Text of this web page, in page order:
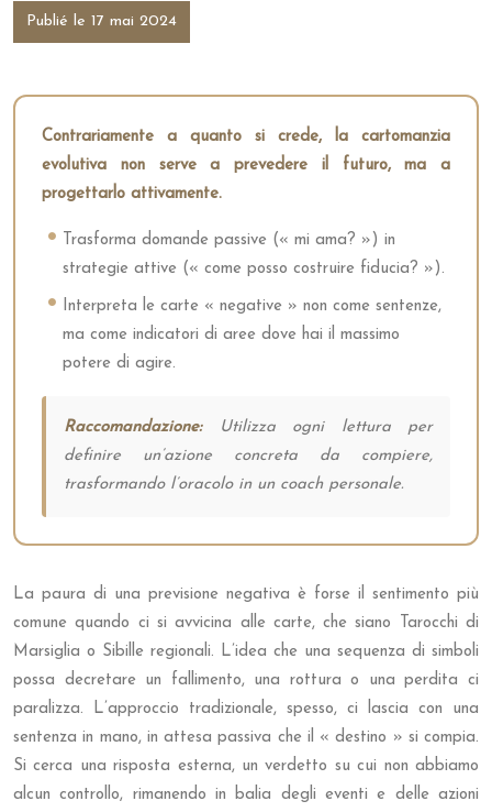
Publié le 17 mai 2024
Contrariamente a quanto si crede, la cartomanzia
evolutiva non serve a prevedere il futuro, ma a
progettarlo attivamente.
Trasforma domande passive (« mi ama? ») in
strategie attive (« come posso costruire fiducia? »).
Interpreta le carte « negative » non come sentenze,
ma come indicatori di aree dove hai il massimo
potere di agire.
Raccomandazione:Utilizza ogni lettura per
definire un’azione concreta da compiere,
trasformando l’oracolo in un coach personale.
La paura di una previsione negativa è forse il sentimento più
comune quando ci si avvicina alle carte, che siano Tarocchi di
Marsiglia o Sibille regionali. L’idea che una sequenza di simboli
possa decretare un fallimento, una rottura o una perdita ci
paralizza. L’approccio tradizionale, spesso, ci lascia con una
sentenza in mano, in attesa passiva che il « destino » si compia.
Si cerca una risposta esterna, un verdetto su cui non abbiamo
alcun controllo, rimanendo in balia degli eventi e delle azioni